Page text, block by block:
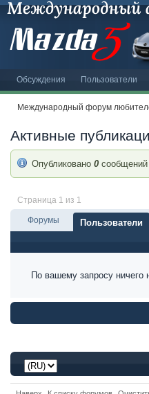
Обсуждения Пользователи
Международный форум
Активные
Опубликовано 0 сообщений
Страница 1 из 1
Форумы Пользователи
По вашему запросу ничего